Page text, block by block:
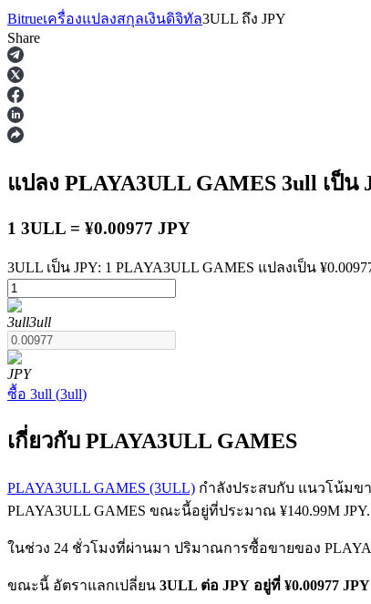
ฟิวเจอร์ส
ฟิวเจอร์ส USDT
ฟิวเจอร์ส COIN-M
ฟิวเจอร์สสกุลเงินดิจิทัล
Bitrueเครื่องแปลงสกุลเงินดิจิทัล3ULL ถึง JPY
Share
แปลง PLAYA3ULL GAMES 3ull เป็น
1 3ULL = ¥0.00977 JPY
3ULL เป็น JPY: 1 PLAYA3ULL GAMES แปลงเป็น
3ull3ull
JPY
ซื้อ 3ull (3ull)
เกี่ยวกับ PLAYA3ULL GAMES
PLAYA3ULL GAMES (3ULL) กำลังประสบกับ แนวโน้มข
PLAYA3ULL GAMES ขณะนี้อยู่ที่ประมาณ ¥140.99M JPY.
ในช่วง 24 ชั่วโมงที่ผ่านมา ปริมาณการซื้อขายของ
ขณะนี้ อัตราแลกเปลี่ยน 3ULL ต่อ JPY อยู่ที่ ¥0.00977